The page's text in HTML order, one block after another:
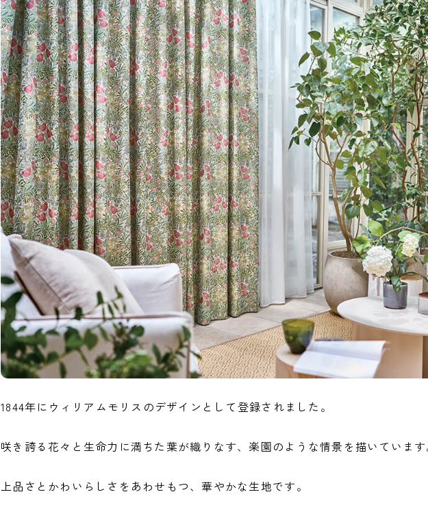
1844年にウィリアムモリスのデザインとして登録されました。
咲き誇る花々と生命力に満ちた葉が織りなす、楽園のような情景を描いていま
上品さとかわいらしさをあわせもつ、華やかな生地です。